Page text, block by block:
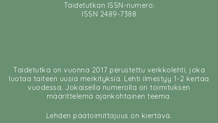
Taidetutkan ISSN-numero:
ISSN 2489-7388
Taidetutka on vuonna 2017 perustettu verkkolehti, joka
luotaa taiteen uusia merkityksiä. Lehti ilmestyy 1-2 kertaa
vuodessa. Jokaisella numerolla on toimituksen
määrittelemä ajankohtainen teema.
Lehden päätoimittajuus on kiertävä.